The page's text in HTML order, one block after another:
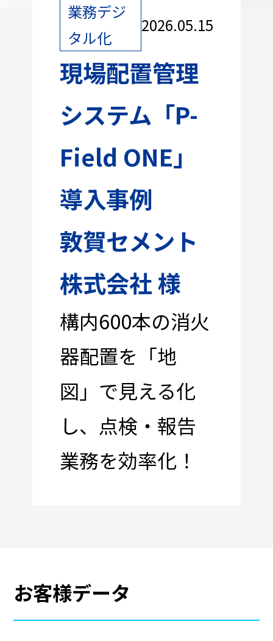
業務デジ
タル化
2026.05.15
現場配置管理
システム「P-
Field ONE」
導入事例
敦賀セメント
株式会社 様
構内600本の消火
器配置を「地
図」で見える化
し、 点検・報告
業務を効率化！
お客様データ